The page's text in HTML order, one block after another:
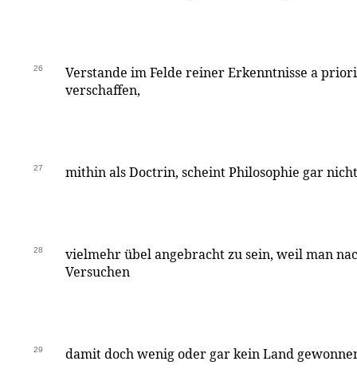
26
Verstande im Felde reiner Erkenntnisse a
verschaffen,
27 mithin als Doctrin, scheint Philosophie gar
28
vielmehr übel angebracht zu sein, weil man
Versuchen
29 damit doch wenig oder gar kein Land